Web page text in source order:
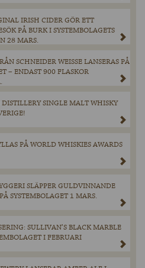
IRISH CIDER GÖR ETT
PÅ BURK I SYSTEMBOLAGETS
28 MARS.
SCHNEIDER WEISSE LANSERAS PÅ
– ENDAST 900 FLASKOR
SINGLE MALT WHISKY
PÅ WORLD WHISKIES AWARDS
SLÄPPER GULDVINNANDE
SYSTEMBOLAGET 1 MARS.
SULLIVAN’S BLACK MARBLE
I FEBRUARI